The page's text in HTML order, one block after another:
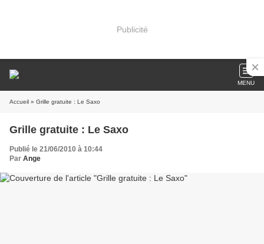
Publicité
MENU
Accueil » Grille gratuite : Le Saxo
Grille gratuite : Le Saxo
Publié le 21/06/2010 à 10:44
Par Ange